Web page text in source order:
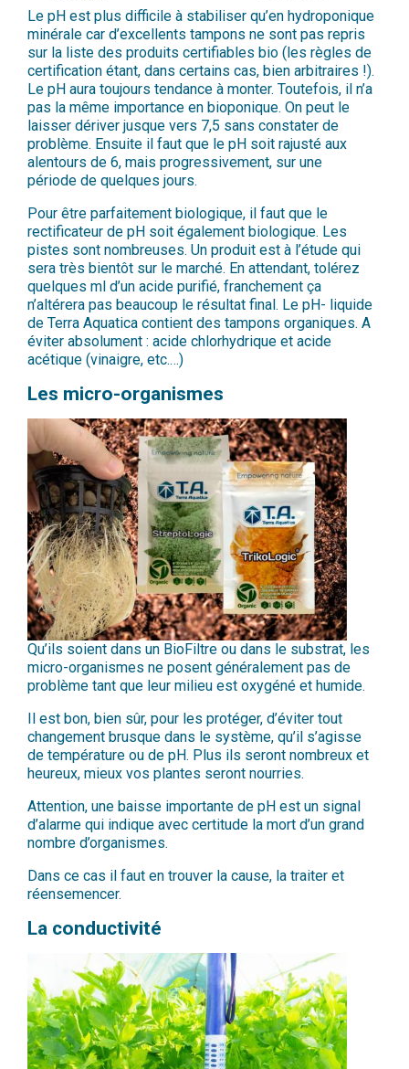
Le pH est plus difficile à stabiliser qu’en hydroponique
minérale car d’excellents tampons ne sont pas repris
sur la liste des produits certifiables bio (les règles de
certification étant, dans certains cas, bien arbitraires !).
Le pH aura toujours tendance à monter. Toutefois, il n’a
pas la même importance en bioponique. On peut le
laisser dériver jusque vers 7,5 sans constater de
problème. Ensuite il faut que le pH soit rajusté aux
alentours de 6, mais progressivement, sur une
période de quelques jours.
Pour être parfaitement biologique, il faut que le
rectificateur de pH soit également biologique. Les
pistes sont nombreuses. Un produit est à l’étude qui
sera très bientôt sur le marché. En attendant, tolérez
quelques ml d’un acide purifié, franchement ça
n’altérera pas beaucoup le résultat final. Le pH- liquide
de Terra Aquatica contient des tampons organiques. A
éviter absolument : acide chlorhydrique et acide
acétique (vinaigre, etc.…)
Les micro-organismes
Qu’ils soient dans un BioFiltre ou dans le substrat, les
micro-organismes ne posent généralement pas de
problème tant que leur milieu est oxygéné et humide.
Il est bon, bien sûr, pour les protéger, d’éviter tout
changement brusque dans le système, qu’il s’agisse
de température ou de pH. Plus ils seront nombreux et
heureux, mieux vos plantes seront nourries.
Attention, une baisse importante de pH est un signal
d’alarme qui indique avec certitude la mort d’un grand
nombre d’organismes.
Dans ce cas il faut en trouver la cause, la traiter et
réensemencer.
La conductivité